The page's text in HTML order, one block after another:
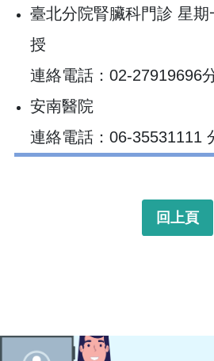
臺北分院腎臟科門診 星
授
連絡電話：02-27919696
安南醫院
連絡電話：06-35531111
回上頁